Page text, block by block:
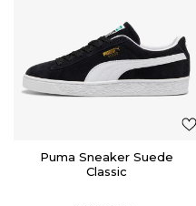
Puma Sneaker Suede
Classic